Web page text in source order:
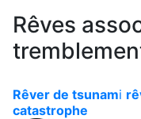
Rêves
Rêver de tsunami
catastrophe